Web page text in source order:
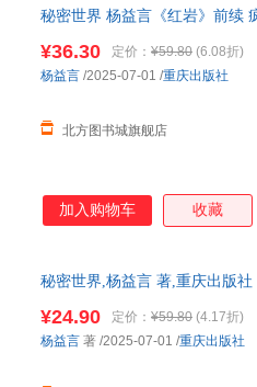
被敌人杀害，人头被高挂在城
徒，由于他的告密，许云峰、
志高又带领特务窜到乡下，江
秘密世界 杨益言《红岩》前续
¥36.30 定价： ¥59.80 (6.08折)
北方图书城旗舰店
杨益言 /2025-07-01 /重庆出版社
加入购物车 收藏
秘密世界,杨益言 著,重庆出版
¥24.90 定价： ¥59.80 (4.17折)
杨益言 著 /2025-07-01 /重庆出版社